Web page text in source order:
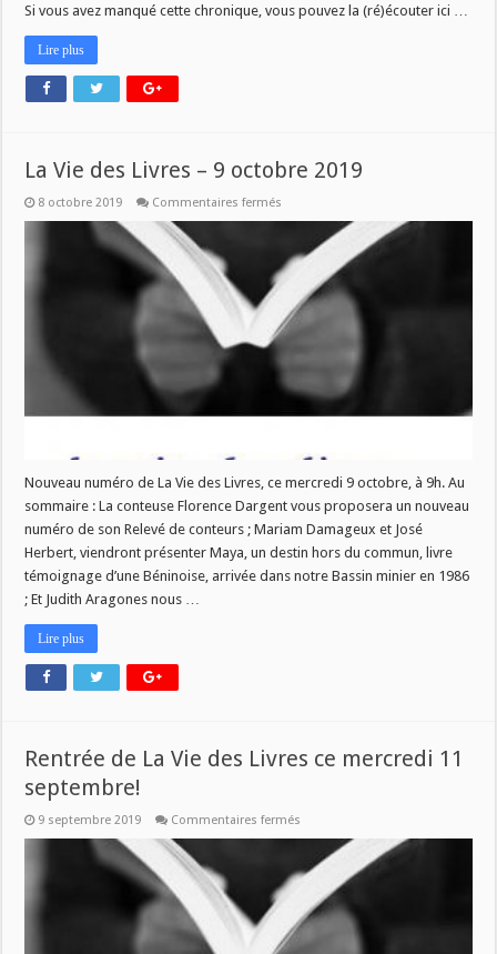
Si vous avez manqué cette chronique, vous pouvez la (ré)écouter ici …
Lire plus
La Vie des Livres – 9 octobre 2019
8 octobre 2019 Commentaires fermés
Livres
–
octobre
2019
Nouveau numéro de La Vie des Livres, ce mercredi 9 octobre, à 9h. Au
sommaire : La conteuse Florence Dargent vous proposera un nouveau
numéro de son Relevé de conteurs ; Mariam Damageux et José
Herbert, viendront présenter Maya, un destin hors du commun, livre
témoignage d’une Béninoise, arrivée dans notre Bassin minier en 1986
; Et Judith Aragones nous …
Lire plus
Rentrée de La Vie des Livres ce mercredi 11
septembre!
9 septembre 2019 Commentaires fermés
Vie
Livres
ce